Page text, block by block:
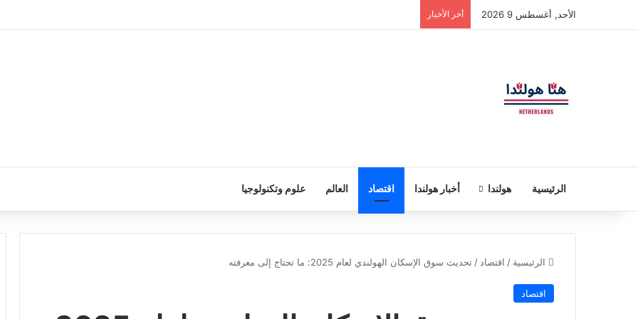
الأحد, أغسطس 9 2026 أخر الأخبار
الرئيسية هولندا أخبار هولندا اقتصاد العالم علوم وتكنولوجيا
الرئيسية / اقتصاد / تحديث سوق الإسكان الهولندي لعام 2025: ما تحتاج إلى معرفته
اقتصاد